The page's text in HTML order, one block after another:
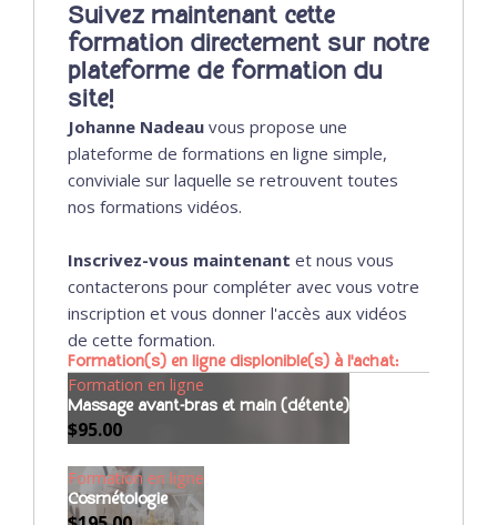
Suivez maintenant cette
formation directement sur notre
plateforme de formation du
site!
Johanne Nadeau vous propose une
plateforme de formations en ligne simple,
conviviale sur laquelle se retrouvent toutes
nos formations vidéos.
Inscrivez-vous maintenant et nous vous
contacterons pour compléter avec vous votre
inscription et vous donner l'accès aux vidéos
de cette formation.
Formation(s) en ligne displonible(s) à l'achat:
Formation en ligne
Massage avant-bras et main (détente)
$95.00
Formation en ligne
Cosmétologie